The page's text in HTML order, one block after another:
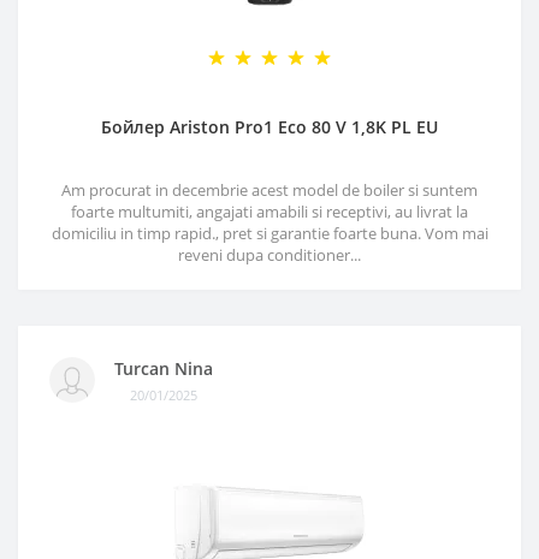
Бойлер Ariston Pro1 Eco 80 V 1,8K PL EU
Am procurat in decembrie acest model de boiler si suntem
foarte multumiti, angajati amabili si receptivi, au livrat la
domiciliu in timp rapid., pret si garantie foarte buna. Vom mai
reveni dupa conditioner...
Turcan Nina
20/01/2025